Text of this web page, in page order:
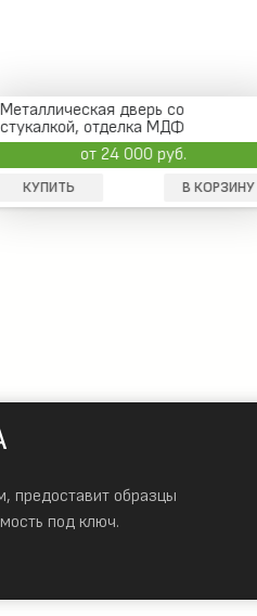
дверь со
МДФ
предоставит образцы
под ключ.